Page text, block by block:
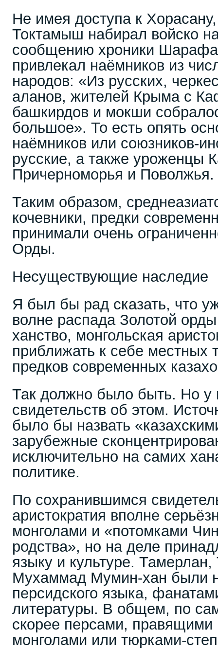
Не имея доступа к Хорасану,
Токтамыш набирал войско
сообщению хроники
привлекал наёмников из
народов: «Из русских,
аланов, жителей Крыма с
башкирдов и мокши
большое». То есть опять
наёмников или союзников-
русские, а также уроженцы
Причерноморья и Поволжья.
Таким образом,
кочевники, предки
принимали очень
Орды.
Несуществующие наследие
Я был бы рад сказать, что
волне распада Золотой
ханство, монгольская
приближать к себе местных
предков современных
Так должно было быть. Но у
свидетельств об этом.
было бы назвать
зарубежные
исключительно на самих
политике.
По сохранившимся
аристократия вполне
монголами и «потомками
родства», но на деле
языку и культуре. Тамерлан,
Мухаммад Мумин-хан были
персидского языка,
литературы. В общем, по
скорее персами,
монголами или тюрками-